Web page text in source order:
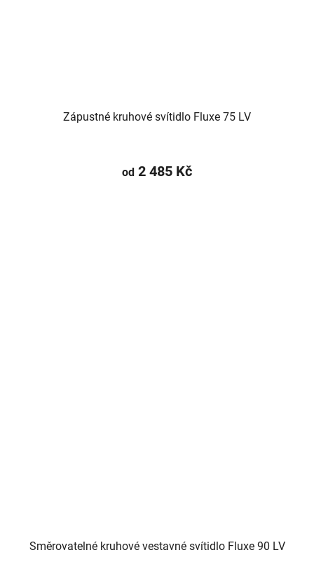
Zápustné kruhové svítidlo Fluxe 75 LV
od 2 485 Kč
Směrovatelné kruhové vestavné svítidlo Fluxe 90 LV